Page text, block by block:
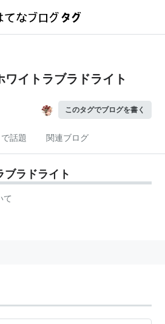
ワイトラブラドライト
このタグでブログを書く
話題 関連ブログ
ブラドライト
て